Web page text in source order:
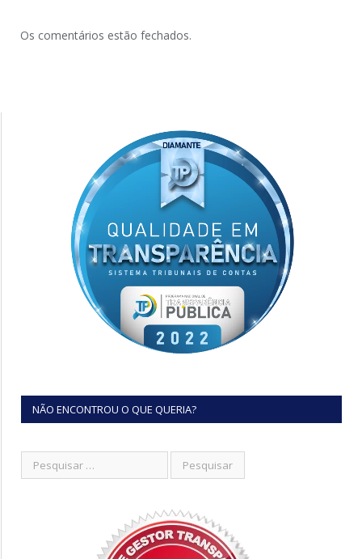
Os comentários estão fechados.
NÃO ENCONTROU O QUE QUERIA?